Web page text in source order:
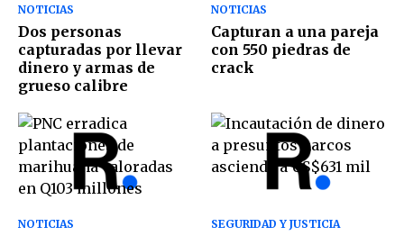
NOTICIAS
Dos personas
capturadas por llevar
dinero y armas de
grueso calibre
NOTICIAS
Capturan a una pareja
con 550 piedras de
crack
NOTICIAS SEGURIDAD Y JUSTICIA